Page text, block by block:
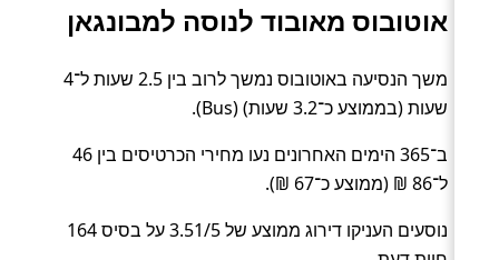
אוטובוס מאובוד לנוסה למבונגאן
משך הנסיעה באוטובוס נמשך לרוב בין 2.5 שעות ל־4
שעות (בממוצע כ־3.2 שעות) (Bus).
ב־365 הימים האחרונים נעו מחירי הכרטיסים בין 46
ל־86 ₪ (ממוצע כ־67 ₪).
נוסעים העניקו דירוג ממוצע של 3.51/5 על בסיס 164